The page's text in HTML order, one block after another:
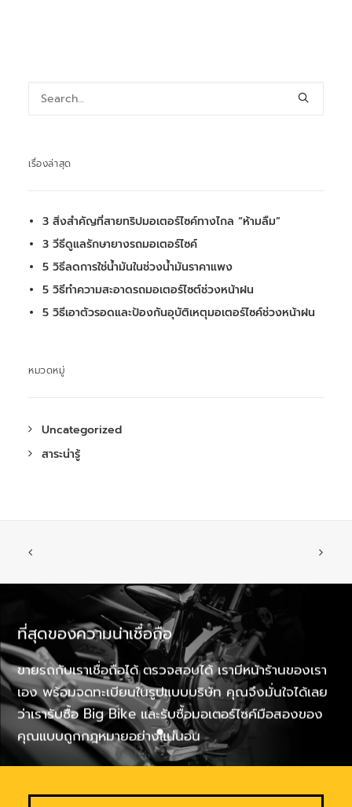
เรื่องล่าสุด
3 สิ่งสำคัญที่สายทริปมอเตอร์ไซค์ทางไกล “ห้ามลืม”
3 วีธีดูแลรักษายางรถมอเตอร์ไซค์
5 วิธีลดการใช่น้ำมันในช่วงน้ำมันราคาแพง
5 วิธีทำความสะอาดรถมอเตอร์ไซต์ช่วงหน้าฝน
5 วิธีเอาตัวรอดและป้องกันอุบัติเหตุมอเตอร์ไซค์ช่วงหน้าฝน
หมวดหมู่
Uncategorized
สาระน่ารู้
ที่สุดของความน่าเชื่อถือ
ขายรถกับเราเชื่อถือได้ ตรวจสอบได้ เรามีหน้าร้านของเรา
เอง พร้อมจดทะเบียนในรูปแบบบริษัท คุณจึงมั่นใจได้เลย
ว่าเรารับซื้อ Big Bike และรับซื้อมอเตอร์ไซค์มือสองของ
คุณแบบถูกกฎหมายอย่างแน่นอน